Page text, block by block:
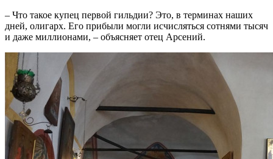
– Что такое купец первой гильдии? Это, в терминах наших
дней, олигарх. Его прибыли могли исчисляться сотнями тысяч
и даже миллионами, – объясняет отец Арсений.